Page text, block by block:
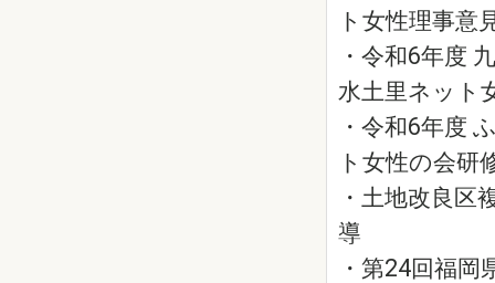
ト女性理事意
・令和6年度
水土里ネット
・令和6年度
ト女性の会研
・土地改良区
導
・第24回福岡